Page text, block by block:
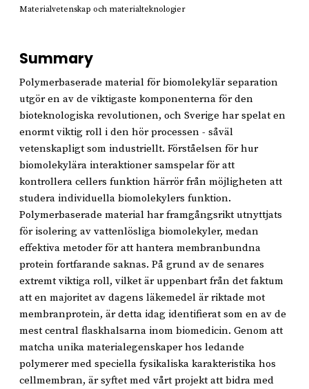
Materialvetenskap och materialteknologier
Summary
Polymerbaserade material för biomolekylär separation
utgör en av de viktigaste komponenterna för den
bioteknologiska revolutionen, och Sverige har spelat en
enormt viktig roll i den hör processen - såväl
vetenskapligt som industriellt. Förståelsen för hur
biomolekylära interaktioner samspelar för att
kontrollera cellers funktion härrör från möjligheten att
studera individuella biomolekylers funktion.
Polymerbaserade material har framgångsrikt utnyttjats
för isolering av vattenlösliga biomolekyler, medan
effektiva metoder för att hantera membranbundna
protein fortfarande saknas. På grund av de senares
extremt viktiga roll, vilket är uppenbart från det faktum
att en majoritet av dagens läkemedel är riktade mot
membranprotein, är detta idag identifierat som en av de
mest central flaskhalsarna inom biomedicin. Genom att
matcha unika materialegenskaper hos ledande
polymerer med speciella fysikaliska karakteristika hos
cellmembran, är syftet med vårt projekt att bidra med